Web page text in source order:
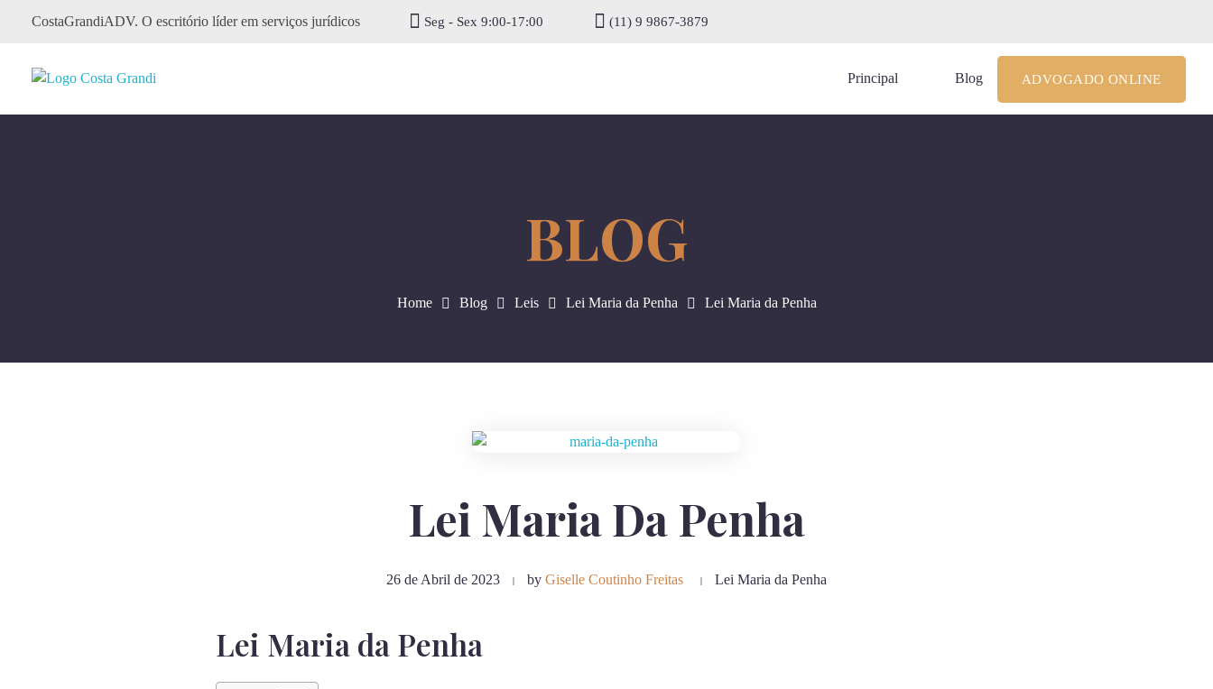
CostaGrandiADV. O escritório líder em serviços jurídicos Seg - Sex 9:00-17:00 (11) 9 9867-3879
Principal Blog ADVOGADO ONLINE
Home Blog Leis Lei Maria da Penha Lei Maria da Penha
Lei Maria Da Penha
26 de Abril de 2023 by Giselle Coutinho Freitas Lei Maria da Penha
Lei Maria da Penha